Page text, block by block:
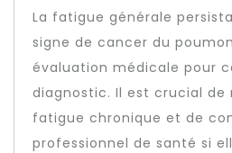
La fatigue générale
signe de cancer du
évaluation médicale pour
diagnostic. Il est crucial de
fatigue chronique et de
professionnel de santé si